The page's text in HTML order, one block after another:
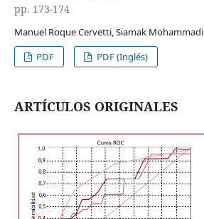
pp. 173-174
Manuel Roque Cervetti, Siamak Mohammadi
PDF
PDF (Inglés)
ARTÍCULOS ORIGINALES